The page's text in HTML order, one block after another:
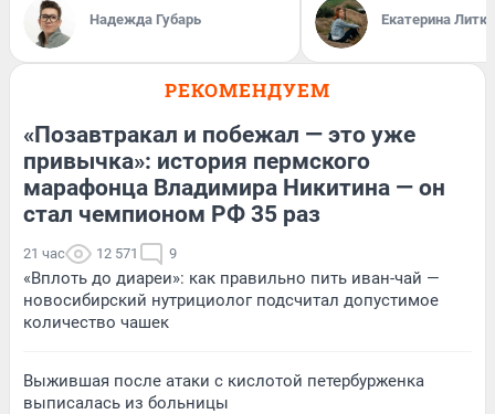
Надежда Губарь Екатерина
РЕКОМЕНДУЕМ
«Позавтракал и побежал — это уже
привычка»: история пермского
марафонца Владимира Никитина — он
стал чемпионом РФ 35 раз
21 час 12 571 9
«Вплоть до диареи»: как правильно пить иван-чай —
новосибирский нутрициолог подсчитал допустимое
количество чашек
Выжившая после атаки с кислотой петербурженка
выписалась из больницы